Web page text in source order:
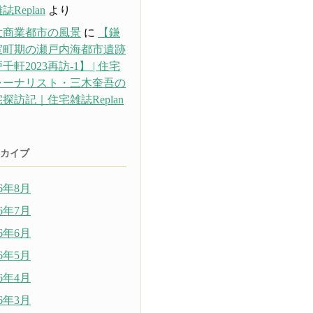
Replan より
商業都市の風景 に
【鎌
町期の瀬戸内海都市遺跡
軒2023再訪-1】 | 住宅
ーナリスト・三木奎吾の
訪記｜住宅雑誌Replan
イブ
年8月
年7月
年6月
年5月
年4月
年3月